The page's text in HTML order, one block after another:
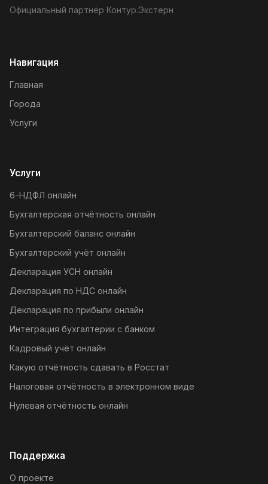
Официальный партнёр Контур.Экстерн
Навигация
Главная
Города
Услуги
Услуги
6-НДФЛ онлайн
Бухгалтерская отчётность онлайн
Бухгалтерский баланс онлайн
Бухгалтерский учёт онлайн
Декларация УСН онлайн
Декларация по НДС онлайн
Декларация по прибыли онлайн
Интеграция бухгалтерии с банком
Кадровый учёт онлайн
Какую отчётность сдавать в Росстат
Налоговая отчётность в электронном виде
Нулевая отчётность онлайн
Поддержка
О проекте